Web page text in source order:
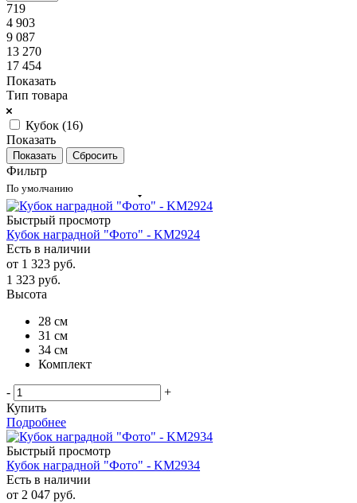
719
4 903
9 087
13 270
17 454
Показать
Тип товара
Кубок (16)
Показать
Сбросить
Фильтр
По умолчанию
Быстрый просмотр
Кубок наградной "Фото" - KM2924
Есть в наличии
от 1 323 руб.
1 323 руб.
Высота
28 см
31 см
34 см
Комплект
-
+
Купить
Подробнее
Быстрый просмотр
Кубок наградной "Фото" - KM2934
Есть в наличии
от 2 047 руб.